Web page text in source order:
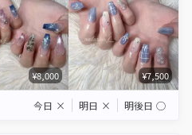
¥8,000 ¥7,500
今日 × 明日 × 明後日 ◯